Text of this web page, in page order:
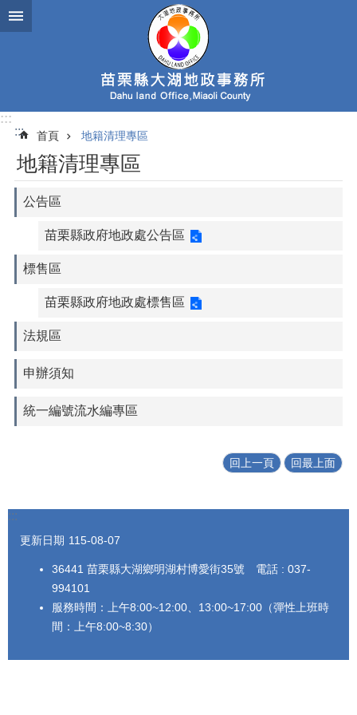
跳到主要內容區塊
:::
:::
首頁 地籍清理專區
地籍清理專區
公告區
苗栗縣政府地政處公告區
標售區
苗栗縣政府地政處標售區
法規區
申辦須知
統一編號流水編專區
回上一頁 回最上面
:::
更新日期 115-08-07
36441 苗栗縣大湖鄉明湖村博愛街35號 電話 : 037-
994101
服務時間：上午8:00~12:00、13:00~17:00（彈性上班時
間：上午8:00~8:30）